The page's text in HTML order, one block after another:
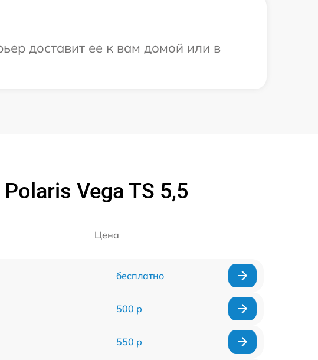
доставит ее к вам домой или в
Vega TS 5,5
Цена
бесплатно
500 р
550 р